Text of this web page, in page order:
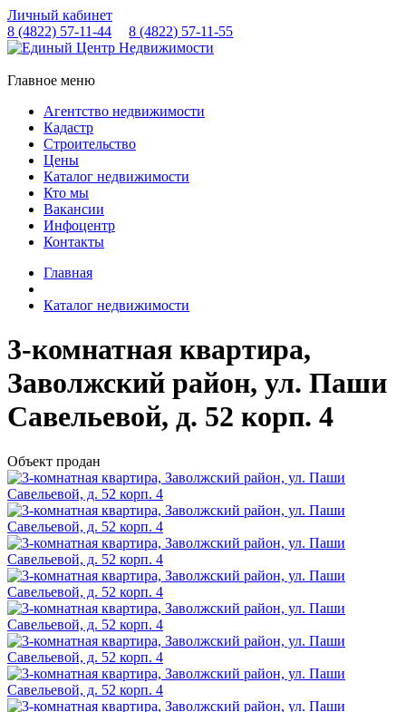
Личный кабинет
8 (4822) 57-11-44 8 (4822) 57-11-55
Главное меню
Агентство недвижимости
Кадастр
Строительство
Цены
Каталог недвижимости
Кто мы
Вакансии
Инфоцентр
Контакты
Главная
Каталог недвижимости
3-комнатная квартира,
Заволжский район, ул. Паши
Савельевой, д. 52 корп. 4
Объект продан